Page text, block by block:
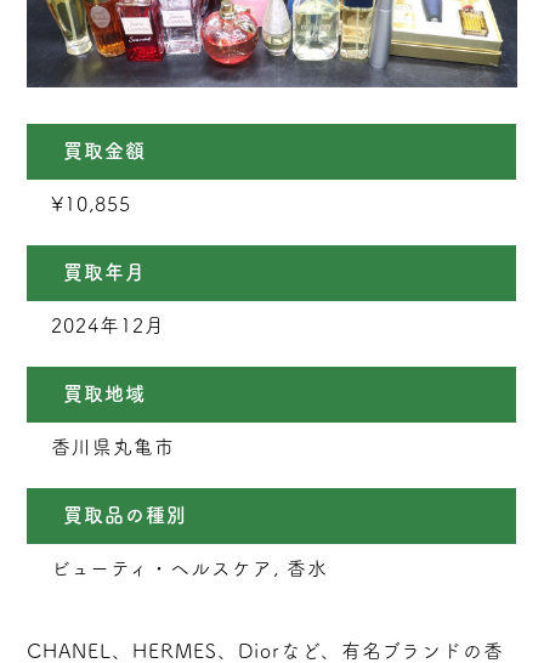
買取金額
¥10,855
買取年月
2024年12月
買取地域
香川県丸亀市
買取品の種別
ビューティ・ヘルスケア, 香水
CHANEL、HERMES、Diorなど、有名ブランドの香